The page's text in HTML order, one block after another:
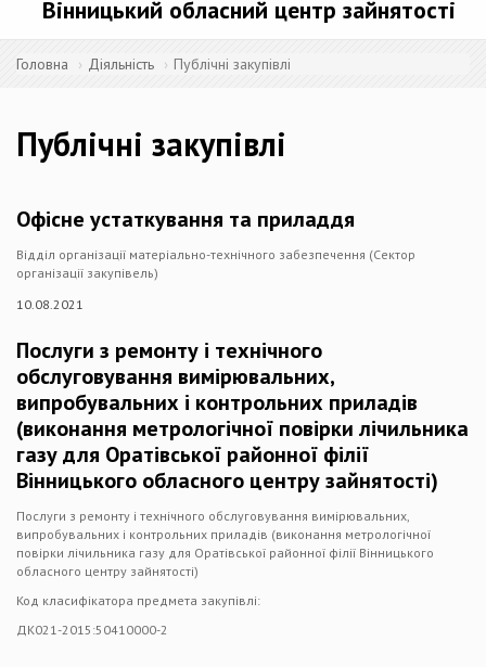
Вінницький обласний центр зайнятості
Головна Діяльність Публічні закупівлі
Публічні закупівлі
Офісне устаткування та приладдя
Відділ організації матеріально-технічного забезпечення (Сектор
організації закупівель)
10.08.2021
Послуги з ремонту і технічного
обслуговування вимірювальних,
випробувальних і контрольних приладів
(виконання метрологічної повірки лічильника
газу для Оратівської районної філії
Вінницького обласного центру зайнятості)
Послуги з ремонту і технічного обслуговування вимірювальних,
випробувальних і контрольних приладів (виконання метрологічної
повірки лічильника газу для Оратівської районної філії Вінницького
обласного центру зайнятості)
Код класифікатора предмета закупівлі:
ДК021-2015:50410000-2